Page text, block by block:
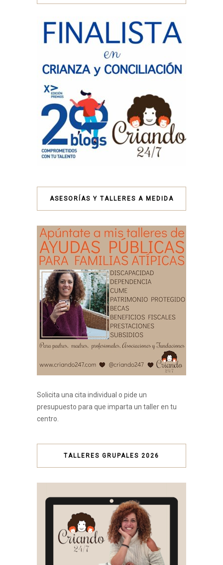
ASESORÍAS Y TALLERES A MEDIDA
Solicita una cita individual o pide un
presupuesto para que imparta un taller en tu
centro.
TALLERES GRUPALES 2026